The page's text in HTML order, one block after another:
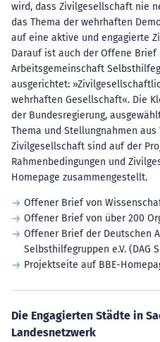
wird, dass Zivilgesellschaft nie
das Thema der wehrhaften
auf eine aktive und engagierte
Darauf ist auch der Offene Brief
Arbeitsgemeinschaft
ausgerichtet:
wehrhaften Gesellschaft«. Die
der Bundesregierung,
Thema und Stellungnahmen
Zivilgesellschaft sind auf der
Rahmenbedingungen und
Homepage zusammengestellt.
Offener Brief von
Offener Brief von über 200
Offener Brief der Deutschen
Selbsthilfegruppen e.V. (DAG
Projektseite auf BBE-
Die Engagierten Städte in
Landesnetzwerk